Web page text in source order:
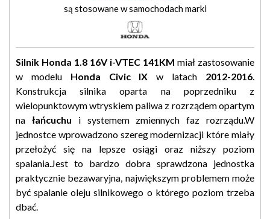
są stosowane w samochodach marki
Silnik Honda 1.8 16V i-VTEC 141KM miał zastosowanie
w modelu Honda Civic IX w latach 2012-2016.
Konstrukcja silnika oparta na poprzedniku z
wielopunktowym wtryskiem paliwa z rozrządem opartym
na łańcuchu i systemem zmiennych faz rozrządu.W
jednostce wprowadzono szereg modernizacji które miały
przełożyć się na lepsze osiągi oraz niższy poziom
spalania.Jest to bardzo dobra sprawdzona jednostka
praktycznie bezawaryjna, największym problemem może
być spalanie oleju silnikowego o którego poziom trzeba
dbać.